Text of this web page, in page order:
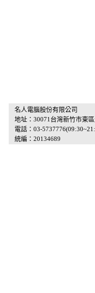
名人電腦股份有限公司
地址：30071台灣新竹市東
電話：03-
統編：20134689